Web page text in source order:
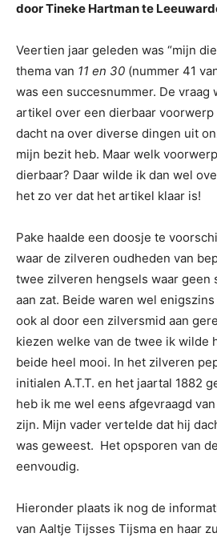
door Tineke Hartman te
Veertien jaar geleden was “mijn
thema van 11 en 30 (nummer 41
was een succesnummer. De vraag
artikel over een dierbaar
dacht na over diverse dingen uit
mijn bezit heb. Maar welk
dierbaar? Daar wilde ik dan wel
het zo ver dat het artikel klaar is!
Pake haalde een doosje te
waar de zilveren oudheden van
twee zilveren hengsels waar geen
aan zat. Beide waren wel
ook al door een zilversmid aan
kiezen welke van de twee ik wilde
beide heel mooi. In het zilveren
initialen A.T.T. en het jaartal 1882
heb ik me wel eens afgevraagd
zijn. Mijn vader vertelde dat hij
was geweest. Het opsporen van
eenvoudig.
Hieronder plaats ik nog de
van Aaltje Tijsses Tijsma en haar